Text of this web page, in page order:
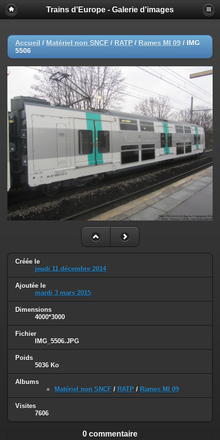
Trains d'Europe - Galerie d'images
Accueil / Matériel non SNCF / RATP / Rames MI 09 / IMG
5506
Créée le
jeudi 11 décembre 2014
Ajoutée le
mardi 3 mars 2015
Dimensions
4000*3000
Fichier
IMG_5506.JPG
Poids
5036 Ko
Albums
Matériel non SNCF / RATP / Rames MI 09
Visites
7606
0 commentaire